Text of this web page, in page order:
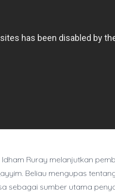
Ruray melanjutkan
Beliau mengupas
sebagai sumber utama